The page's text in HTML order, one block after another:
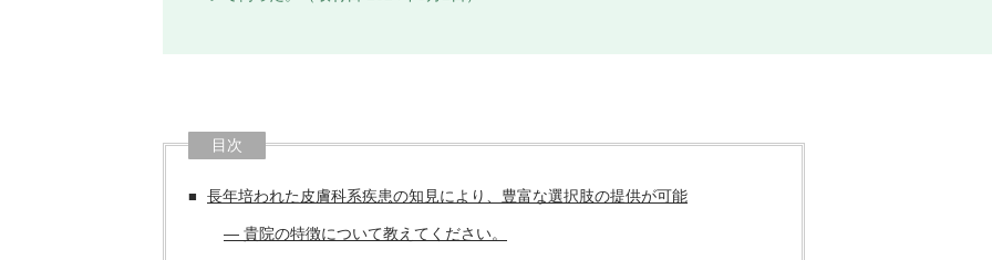
目次
長年培われた皮膚科系疾患の知見により、豊富な選択肢の提供が可能
― 貴院の特徴について教えてください。